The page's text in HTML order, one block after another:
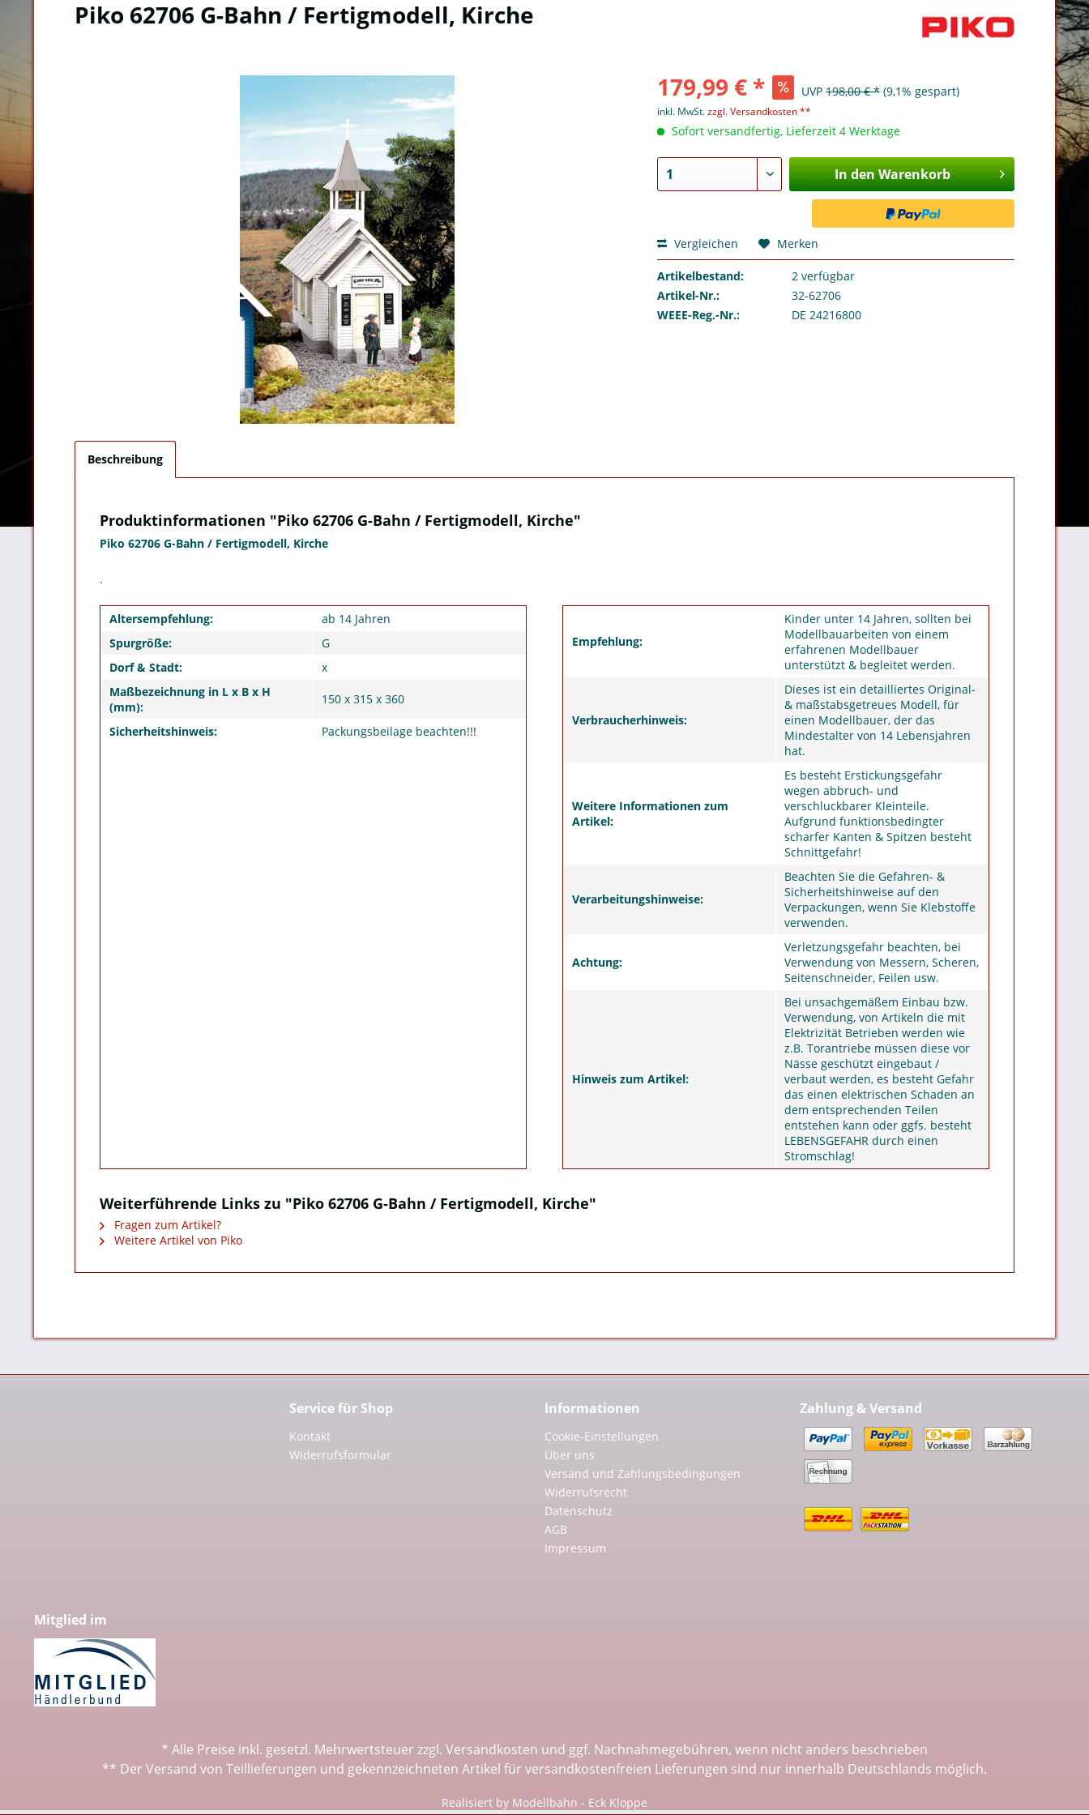
Piko 62706 G-Bahn / Fertigmodell, Kirche
179,99 € * UVP198,00 € * (9,1% gespart)
inkl. MwSt.zzgl. Versandkosten **
Sofort versandfertig, Lieferzeit 4 Werktage
In den Warenkorb
Vergleichen Merken
Artikelbestand: 2 verfügbar
Artikel-Nr.:
32-62706
WEEE-Reg.-Nr.:
DE 24216800
Beschreibung
Produktinformationen "Piko 62706 G-Bahn / Fertigmodell, Kirche"
Piko 62706 G-Bahn / Fertigmodell, Kirche
.
Altersempfehlung:
ab 14 Jahren
Spurgröße:
G
Dorf & Stadt:
x
Maßbezeichnung in L x B x H
(mm):
150 x 315 x 360
Sicherheitshinweis: Packungsbeilage beachten!!!
Empfehlung:
Kinder unter 14 Jahren, sollten bei
Modellbauarbeiten von einem
erfahrenen Modellbauer
unterstützt & begleitet werden.
Verbraucherhinweis:
Dieses ist ein detailliertes Original-
& maßstabsgetreues Modell, für
einen Modellbauer, der das
Mindestalter von 14 Lebensjahren
hat.
Weitere Informationen zum
Artikel:
Es besteht Erstickungsgefahr
wegen abbruch- und
verschluckbarer Kleinteile.
Aufgrund funktionsbedingter
scharfer Kanten & Spitzen besteht
Schnittgefahr!
Verarbeitungshinweise:
Beachten Sie die Gefahren- &
Sicherheitshinweise auf den
Verpackungen, wenn Sie Klebstoffe
verwenden.
Achtung:
Verletzungsgefahr beachten, bei
Verwendung von Messern, Scheren,
Seitenschneider, Feilen usw.
Hinweis zum Artikel:
Bei unsachgemäßem Einbau bzw.
Verwendung, von Artikeln die mit
Elektrizität Betrieben werden wie
z.B. Torantriebe müssen diese vor
Nässe geschützt eingebaut /
verbaut werden, es besteht Gefahr
das einen elektrischen Schaden an
dem entsprechenden Teilen
entstehen kann oder ggfs. besteht
LEBENSGEFAHR durch einen
Stromschlag!
Weiterführende Links zu "Piko 62706 G-Bahn / Fertigmodell, Kirche"
Fragen zum Artikel?
Weitere Artikel von Piko
Service für Shop
Kontakt
Widerrufsformular
Informationen
Cookie-Einstellungen
Über uns
Versand und Zahlungsbedingungen
Widerrufsrecht
Datenschutz
AGB
Impressum
Zahlung & Versand
Mitglied im
* Alle Preise inkl. gesetzl. Mehrwertsteuer zzgl. Versandkosten und ggf. Nachnahmegebühren, wenn nicht anders beschrieben
** Der Versand von Teillieferungen und gekennzeichneten Artikel für versandkostenfreien Lieferungen sind nur innerhalb Deutschlands möglich.
Realisiert by Modellbahn - Eck Kloppe